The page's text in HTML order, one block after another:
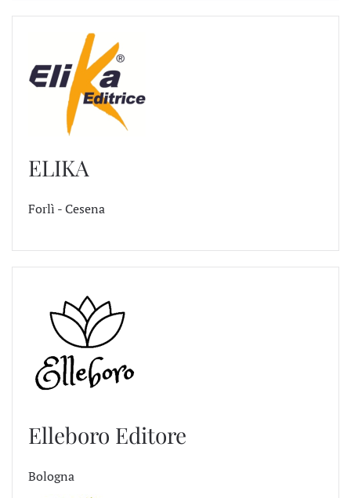
ELIKA
Forlì - Cesena
Elleboro Editore
Bologna